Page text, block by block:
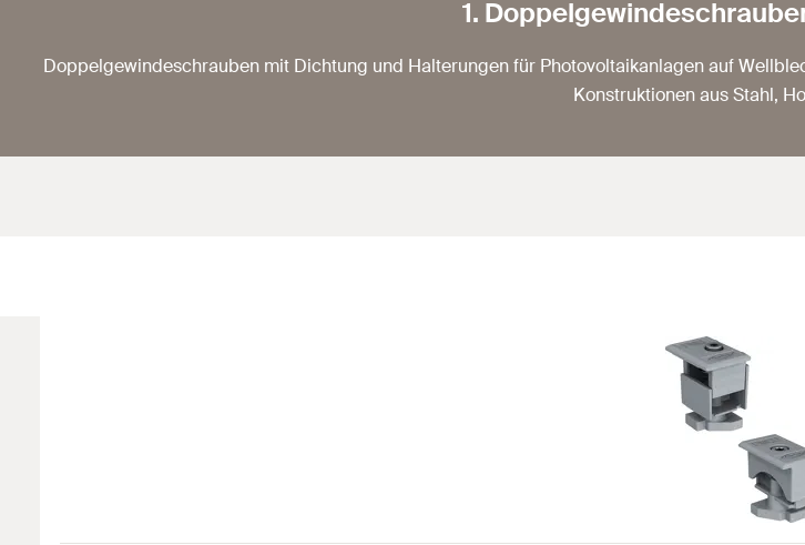
1.
Doppelgewindeschrauben mit Dichtung und Halterungen für Photovoltaikanlagen auf
Konstruktionen aus Stahl,